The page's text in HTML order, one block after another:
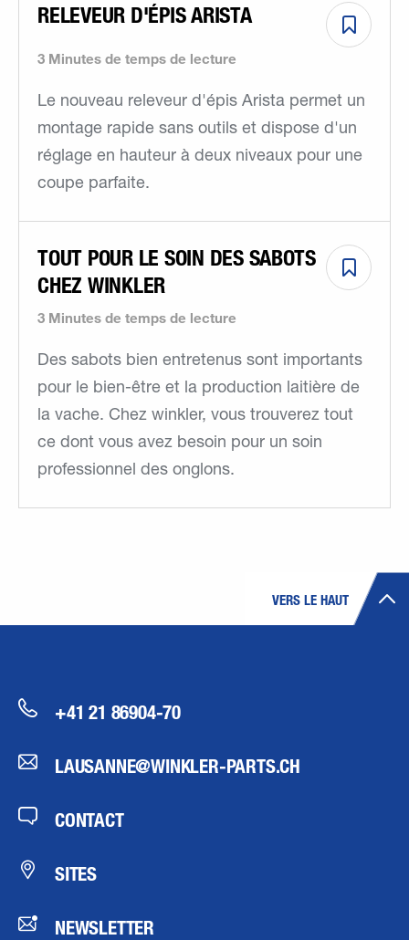
3 Minutes de temps de lecture
RELEVEUR D'ÉPIS ARISTA
Le nouveau releveur d'épis Arista permet un
montage rapide sans outils et dispose d'un
réglage en hauteur à deux niveaux pour une
coupe parfaite.
3 Minutes de temps de lecture
TOUT POUR LE SOIN DES SABOTS
CHEZ WINKLER
Des sabots bien entretenus sont importants
pour le bien-être et la production laitière de
la vache. Chez winkler, vous trouverez tout
ce dont vous avez besoin pour un soin
professionnel des onglons.
VERS LE HAUT
+41 21 86904-70
LAUSANNE@WINKLER-PARTS.CH
CONTACT
SITES
NEWSLETTER